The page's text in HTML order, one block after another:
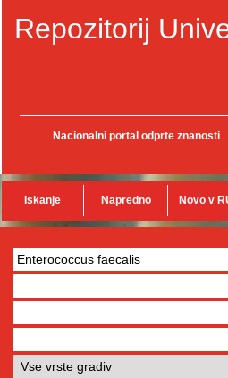
Repozitorij
Nacionalni portal odprte znanosti
Iskanje Napredno Novo v